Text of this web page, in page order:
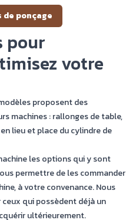
de ponçage
pour
votre
proposent des
machines : rallonges de table,
lieu et place du cylindre de
les options qui y sont
permettre de les commander
à votre convenance. Nous
qui possèdent déjà un
ultérieurement.